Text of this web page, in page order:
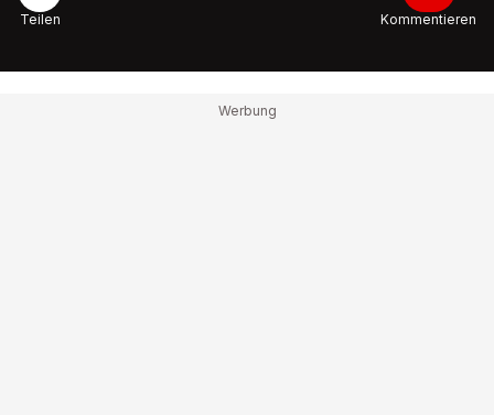
Teilen Kommentieren